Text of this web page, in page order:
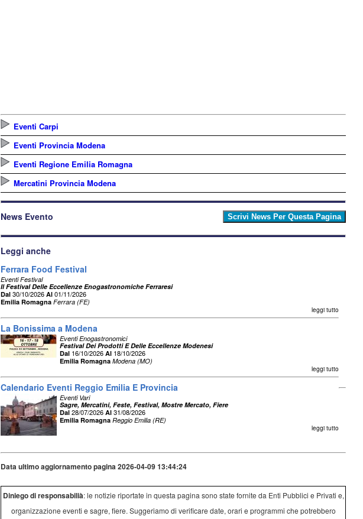
Eventi Carpi
Eventi Provincia Modena
Eventi Regione Emilia Romagna
Mercatini Provincia Modena
News Evento
Leggi anche
Ferrara Food Festival
Eventi Festival
Il Festival Delle Eccellenze Enogastronomiche Ferraresi
Dal 30/10/2026 Al 01/11/2026
Emilia Romagna Ferrara (FE)
leggi tutto
La Bonissima a Modena
Eventi Enogastronomici
Festival Dei Prodotti E Delle Eccellenze Modenesi
Dal 16/10/2026 Al 18/10/2026
Emilia Romagna Modena (MO)
leggi tutto
Calendario Eventi Reggio Emilia E Provincia
Eventi Vari
Sagre, Mercatini, Feste, Festival, Mostre Mercato, Fiere
Dal 28/07/2026 Al 31/08/2026
Emilia Romagna Reggio Emilia (RE)
leggi tutto
Data ultimo aggiornamento pagina 2026-04-09 13:44:24
Diniego di responsabilià: le notizie riportate in questa pagina sono state fornite da Enti Pubblici e Privati e,
organizzazione eventi e sagre, fiere. Suggeriamo di verificare date, orari e programmi che potrebbero